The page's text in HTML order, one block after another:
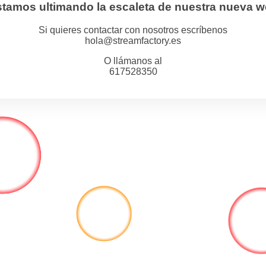
ultimando la escaleta de nuestra nueva
Si quieres contactar con nosotros escríbenos
hola@streamfactory.es
O llámanos al
617528350